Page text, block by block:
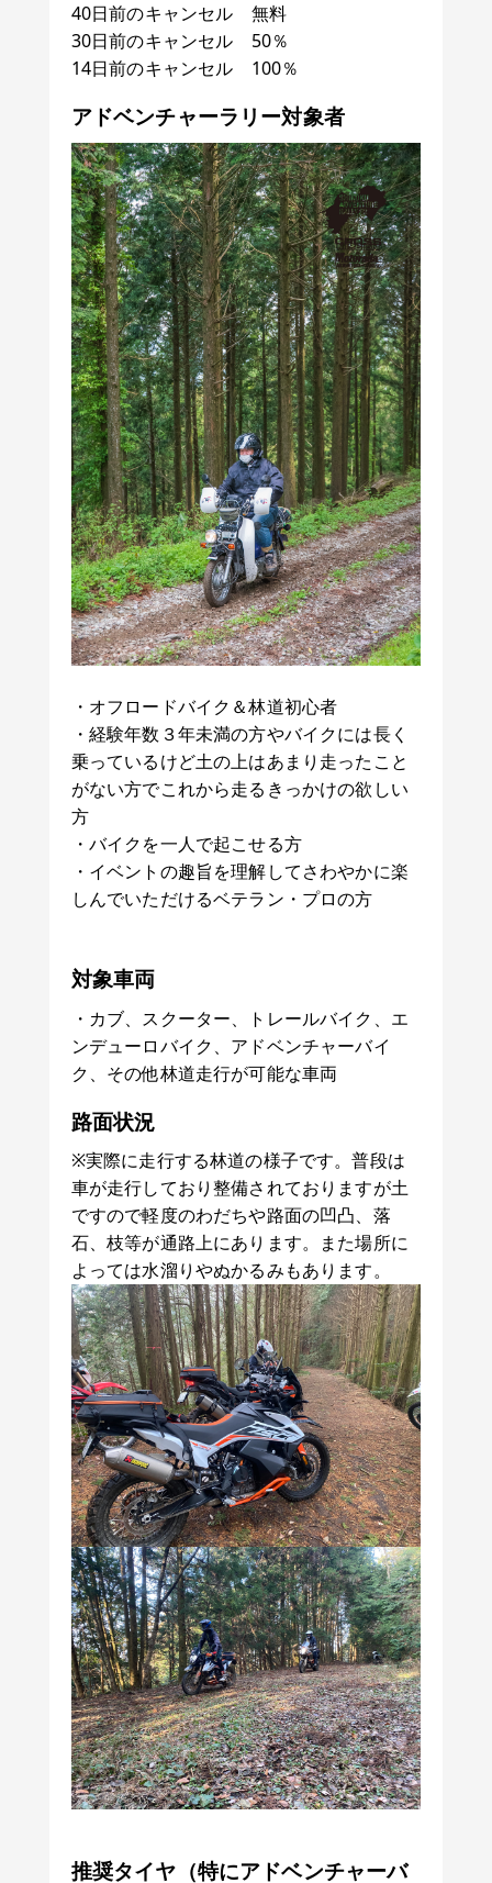
40日前のキャンセル 無料
30日前のキャンセル 50％
14日前のキャンセル 100％
アドベンチャーラリー対象者
・オフロードバイク＆林道初心者
・経験年数３年未満の方やバイクには長く
乗っているけど土の上はあまり走ったこと
がない方でこれから走るきっかけの欲しい
方
・バイクを一人で起こせる方
・イベントの趣旨を理解してさわやかに楽
しんでいただけるベテラン・プロの方
対象車両
・カブ、スクーター、トレールバイク、エ
ンデューロバイク、アドベンチャーバイ
ク、その他林道走行が可能な車両
路面状況
※実際に走行する林道の様子です。普段は
車が走行しており整備されておりますが土
ですので軽度のわだちや路面の凹凸、落
石、枝等が通路上にあります。また場所に
よっては水溜りやぬかるみもあります。
推奨タイヤ（特にアドベンチャーバ